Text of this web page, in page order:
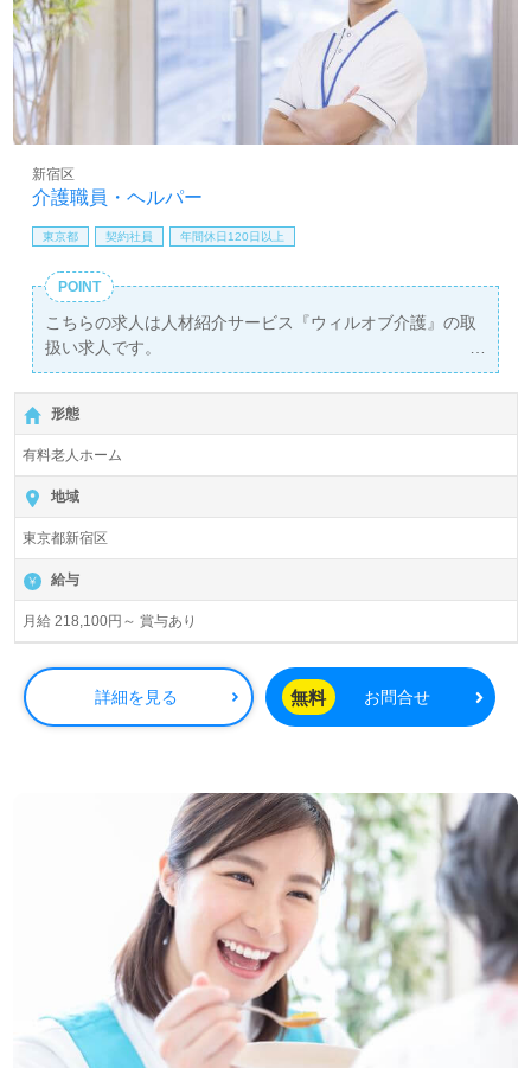
介護職員・ヘルパー
新宿区
東京都 契約社員 年間休日120日以上
POINT
こちらの求人は人材紹介サービス『ウィルオブ介護』の取
扱い求人です。
詳細に関してお気軽にご相談ください♪
【無料】で皆さんの転職活動をサポートいたします。
形態
有料老人ホーム
地域
東京都新宿区
給与
月給 218,100円～ 賞与あり
詳細を見る 無料 お問合せ